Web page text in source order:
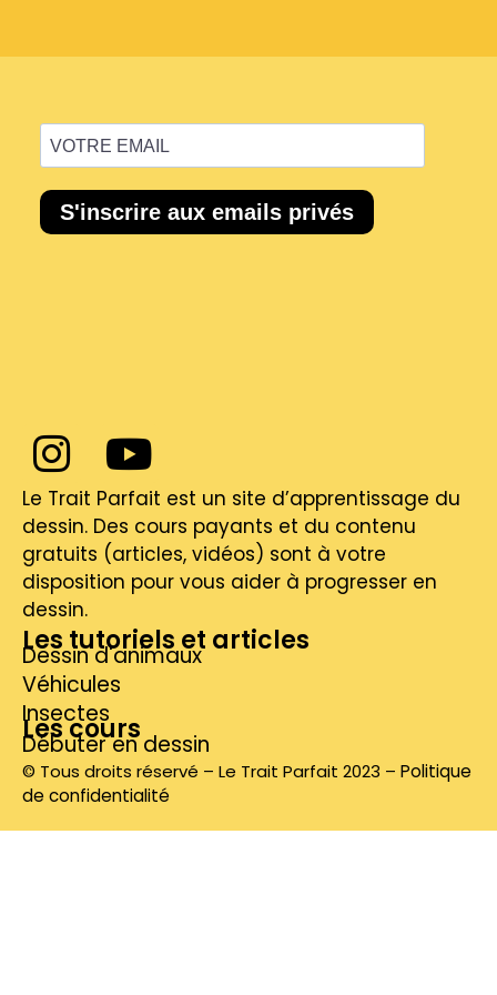
Le Trait Parfait est un site d’apprentissage du
dessin. Des cours payants et du contenu
gratuits (articles, vidéos) sont à votre
disposition pour vous aider à progresser en
dessin.
Les tutoriels et articles
Dessin d'animaux
Véhicules
Insectes
Les cours
Débuter en dessin
© Tous droits réservé – Le Trait Parfait 2023 – Politique
de confidentialité